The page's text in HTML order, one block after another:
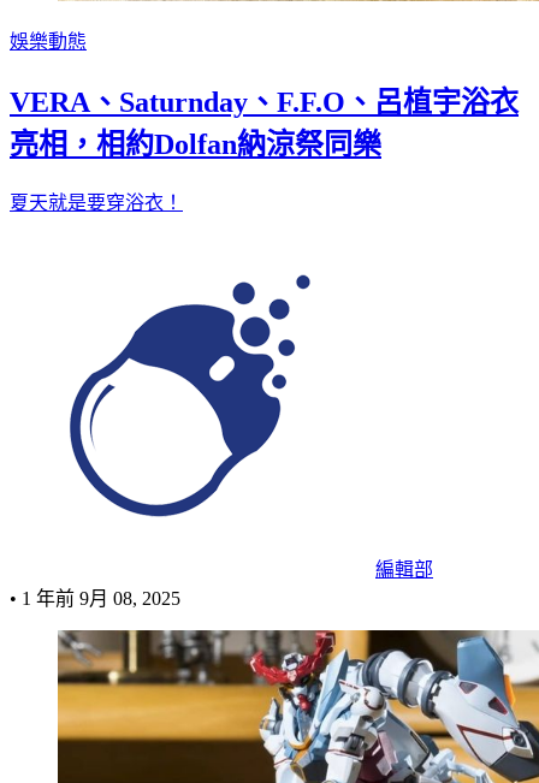
娛樂動態
VERA、Saturnday、F.F.O、呂植宇浴衣
亮相，相約Dolfan納涼祭同樂
夏天就是要穿浴衣！
編輯部
• 1 年前 9月 08, 2025